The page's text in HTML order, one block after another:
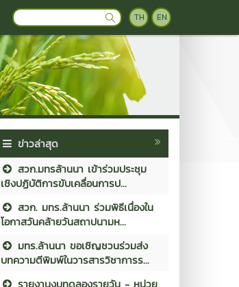
TH EN
ข่าวล่าสุด
สวก.มทรล้านนา เข้าร่วมประชุม
เชิงปฏิบัติการขับเคลื่อนการป...
สวก. มทร.ล้านนา ร่วมพิธีเนื่องใน
โอกาสวันคล้ายวันสถาปนามห...
มทร.ล้านนา ขอเชิญชวนร่วมส่ง
บทความตีพิมพ์ในวารสารวิชาการร...